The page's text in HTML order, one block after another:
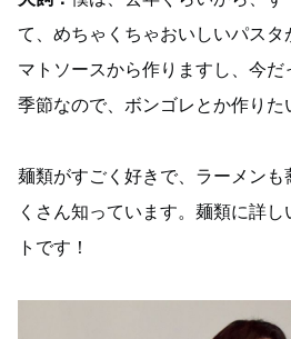
て、めちゃくちゃおいしいパスタ
マトソースから作りますし、今
季節なので、ボンゴレとか作りた
麺類がすごく好きで、ラーメン
くさん知っています。麺類に詳
トです！